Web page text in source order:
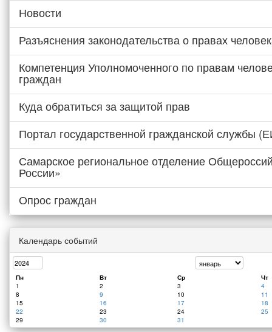
Новости
Разъяснения законодательства о правах
Компетенция Уполномоченного по правам
граждан
Куда обратиться за защитой прав
Портал государственной гражданской службы
Самарское региональное отделение
России»
Опрос граждан
Календарь событий
Пн Вт Ср
Чт
1
2 3
4
8
9 10
11
15
16 17
18
22
23 24
25
29
30 31